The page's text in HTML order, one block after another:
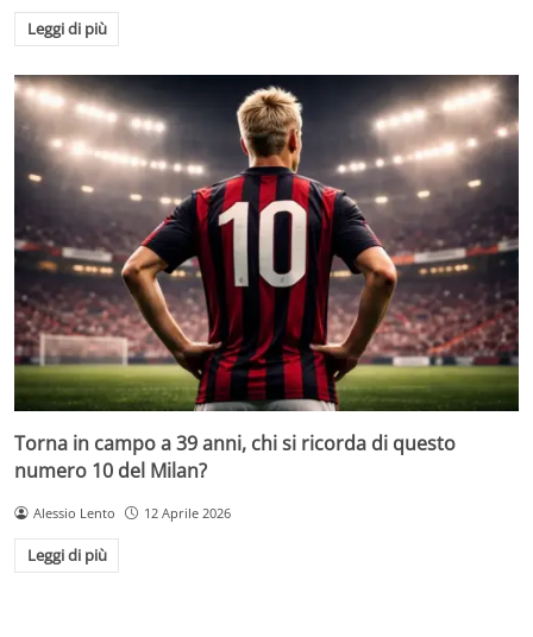
Leggi di più
Torna in campo a 39 anni, chi si ricorda di questo
numero 10 del Milan?
Alessio Lento 12 Aprile 2026
Leggi di più